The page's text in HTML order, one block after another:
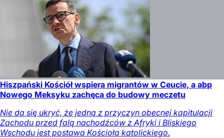
Hiszpański Kościół wspiera migrantów w Ceucie, a abp
Nowego Meksyku zachęca do budowy meczetu
Nie da się ukryć, że jedną z przyczyn obecnej kapitulacji
Zachodu przed falą nachodźców z Afryki i Bliskiego
Wschodu jest postawa Kościoła katolickiego.